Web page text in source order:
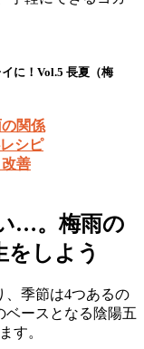
に！Vol.5 長夏（梅
関係
シピ
善
…。梅雨の
をしよう
、季節は4つあるの
ベースとなる陰陽五
す。